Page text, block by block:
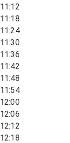
11:12
11:18
11:24
11:30
11:36
11:42
11:48
11:54
12:00
12:06
12:12
12:18